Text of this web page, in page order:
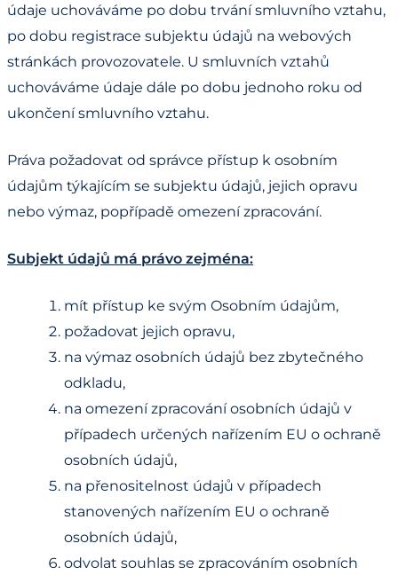
údaje uchováváme po dobu trvání smluvního vztahu,
po dobu registrace subjektu údajů na webových
stránkách provozovatele. U smluvních vztahů
uchováváme údaje dále po dobu jednoho roku od
ukončení smluvního vztahu.
Práva požadovat od správce přístup k osobním
údajům týkajícím se subjektu údajů, jejich opravu
nebo výmaz, popřípadě omezení zpracování.
Subjekt údajů má právo zejména:
mít přístup ke svým Osobním údajům,
požadovat jejich opravu,
na výmaz osobních údajů bez zbytečného
odkladu,
na omezení zpracování osobních údajů v
případech určených nařízením EU o ochraně
osobních údajů,
na přenositelnost údajů v případech
stanovených nařízením EU o ochraně
osobních údajů,
odvolat souhlas se zpracováním osobních